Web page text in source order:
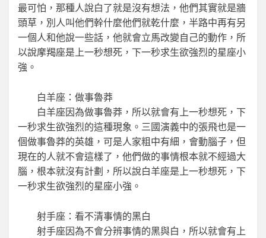
最可怕，那種人說白了就是沒有想法，他們其實就是牆
頭草，別人叫他們幹什麼他們就乾什麼，半路中再有另
一個人和他說一些話，他就會立馬改變自己的動作，所
以說摩羯座是上一秒想死，下一秒求生欲強烈的星座小
強。
白羊座：做事魯莽
白羊座因為做事魯莽，所以就會有上一秒想死，下
一秒求生欲強烈的這種現象。三國演義中的張飛也是一
個做事魯莽的英雄，可是人家粗中有細，會動腦子，但
現在的人就不會這樣了，他們做的事情根本就不經過大
腦，根本就沒有計劃，所以說白羊座是上一秒想死，下
一秒求生欲強烈的星座小強。
射手座：看不清事情的黑白
射手座因為不會分辨事情的黑與白，所以就會有上